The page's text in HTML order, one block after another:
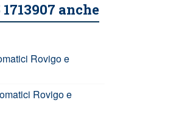
anche
Rovigo e
Rovigo e